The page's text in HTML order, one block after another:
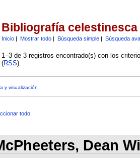
Bibliografía celestinesca
Inicio| Mostrar todo| Búsqueda simple| Búsqueda
1–3 de 3 registros encontrado(s) con los
(RSS):
y visualización
todo
Dean